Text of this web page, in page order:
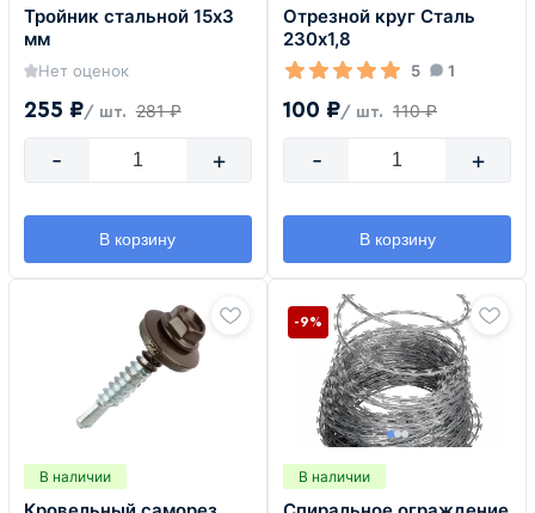
Тройник стальной 15х3
мм
Нет оценок
255 ₽/ шт. 281 ₽
- +
В корзину
Отрезной круг Сталь
230х1,8
5 1
100 ₽/ шт. 110 ₽
- +
В корзину
В наличии В наличии
-9%